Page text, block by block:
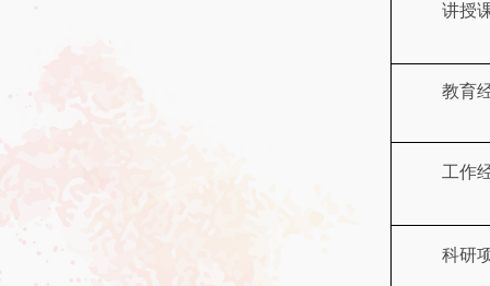
讲授
教育
工作
科研